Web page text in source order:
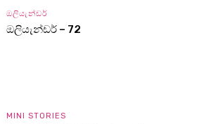
ඔලියැන්ඩර්
ඔලියැන්ඩර් – 72
MINI STORIES